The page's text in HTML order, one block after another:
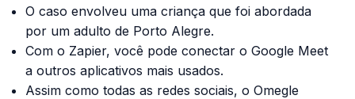
O caso envolveu uma criança que foi abordada
por um adulto de Porto Alegre.
Com o Zapier, você pode conectar o Google Meet
a outros aplicativos mais usados.
Assim como todas as redes sociais, o Omegle